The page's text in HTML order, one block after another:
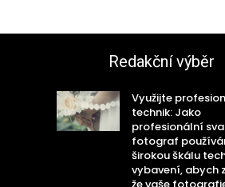
Redakční výběr
Využijte
technik: Jako
profesionální
fotograf
širokou škálu
vybavení, abych